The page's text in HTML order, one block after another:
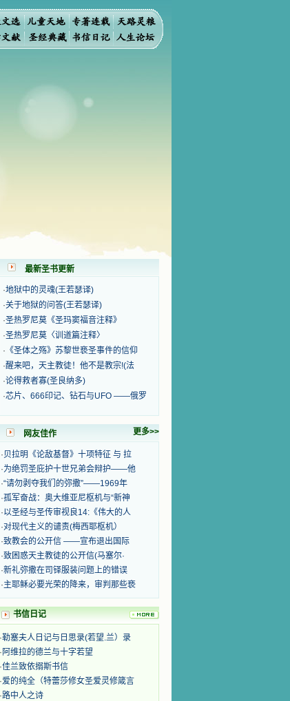
。你弃掉知识，我也必弃掉你，使你不再给我作祭
最新圣书更新
·地狱中的灵魂(王若瑟译)
·关于地狱的问答(王若瑟译)
·圣热罗尼莫《圣玛窦福音注释》
·圣热罗尼莫〈训道篇注释〉
· 《圣体之殇》苏黎世亵圣事件的信仰
·醒来吧，天主教徒！他不是教宗!(法
·论得救者寡(圣良纳多)
·芯片、666印记、钻石与UFO ——俄罗
网友佳作 更多>>
·贝拉明《论敌基督》十项特征 与 拉
·为绝罚圣庇护十世兄弟会辩护——他
·“请勿剥夺我们的弥撒”——1969年
·孤军奋战：奥大维亚尼枢机与“新神
·以圣经与圣传审视良14:《伟大的人
·对现代主义的谴责(梅西耶枢机）
·致教会的公开信 ——宣布退出国际
·致困惑天主教徒的公开信(马塞尔·
·新礼弥撒在司铎服装问题上的错误
·主耶稣必要光荣的降来，审判那些亵
书信日记
·勒塞夫人日记与日思录(若望.兰）录
· 阿维拉的德兰与十字若望
·佳兰致依搦斯书信
·爱的纯全（特蕾莎修女圣爱灵修箴言
·路中人之诗